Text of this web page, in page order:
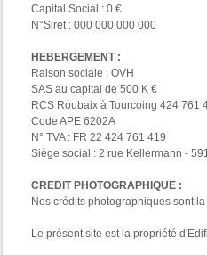
Capital Social : 0 €
N°Siret : 000 000 000 000
HEBERGEMENT :
Raison sociale : OVH
SAS au capital de 500 K €
RCS Roubaix à Tourcoing 424 761
Code APE 6202A
N° TVA : FR 22 424 761 419
Siège social : 2 rue Kellermann -
CREDIT PHOTOGRAPHIQUE :
Nos crédits photographiques sont
Le présent site est la propriété